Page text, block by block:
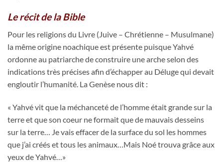
Le récit de la Bible
Pour les religions du Livre (Juive – Chrétienne – Musulmane)
la même origine noachique est présente puisque Yahvé
ordonne au patriarche de construire une arche selon des
indications très précises afin d’échapper au Déluge qui devait
engloutir l’humanité. La Genèse nous dit :
« Yahvé vit que la méchanceté de l’homme était grande sur la
terre et que son coeur ne formait que de mauvais desseins
sur la terre… Je vais effacer de la surface du sol les hommes
que j’ai créés et tous les animaux…Mais Noé trouva grâce aux
yeux de Yahvé…»